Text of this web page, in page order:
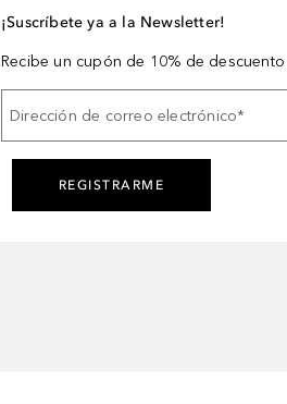
¡Suscríbete ya a la Newsletter!
Recibe un cupón de 10% de
Dirección de correo electrónico*
REGISTRARME